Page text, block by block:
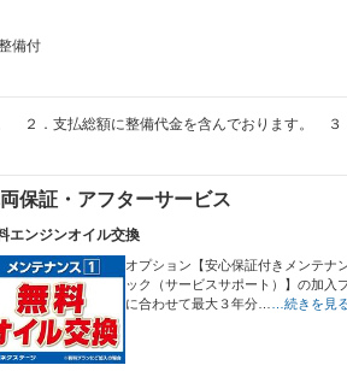
備付
２．支払総額に整備代金を含んでおります。 ３
保証・アフターサービス
エンジンオイル交換
オプション【安心保証付きメンテナ
ック（サービスサポート）】の加入
に合わせて最大３年分…
…続きを見